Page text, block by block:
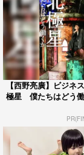
【西野亮廣】ビジネ
極星 僕たちはどう働